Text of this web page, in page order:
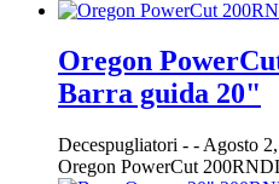
Oregon
Barra guida 20"
Decespugliatori - - Agosto
Oregon PowerCut